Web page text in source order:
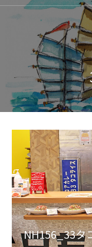
NH156_33タ